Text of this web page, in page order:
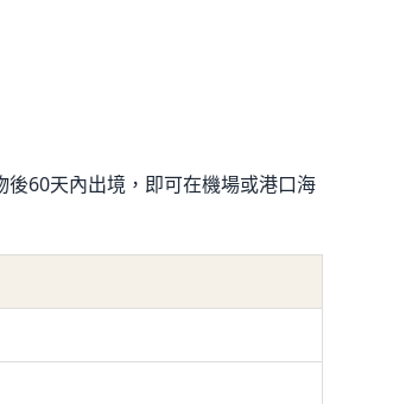
60天內出境，即可在機場或港口海